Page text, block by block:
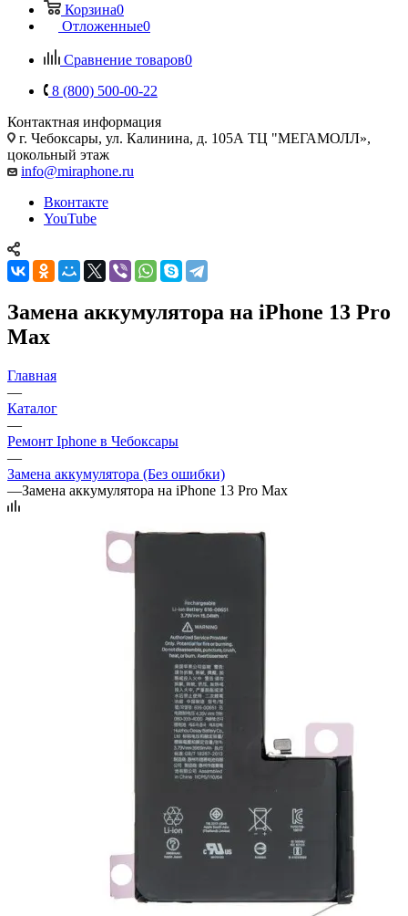
Корзина0
Отложенные0
Сравнение товаров0
8 (800) 500-00-22
Контактная информация
г. Чебоксары, ул. Калинина, д. 105А ТЦ "МЕГАМОЛЛ»,
цокольный этаж
info@miraphone.ru
Вконтакте
YouTube
Замена аккумулятора на iPhone 13 Pro
Max
Главная
—
Каталог
—
Ремонт Iphone в Чебоксары
—
Замена аккумулятора (Без ошибки)
—Замена аккумулятора на iPhone 13 Pro Max